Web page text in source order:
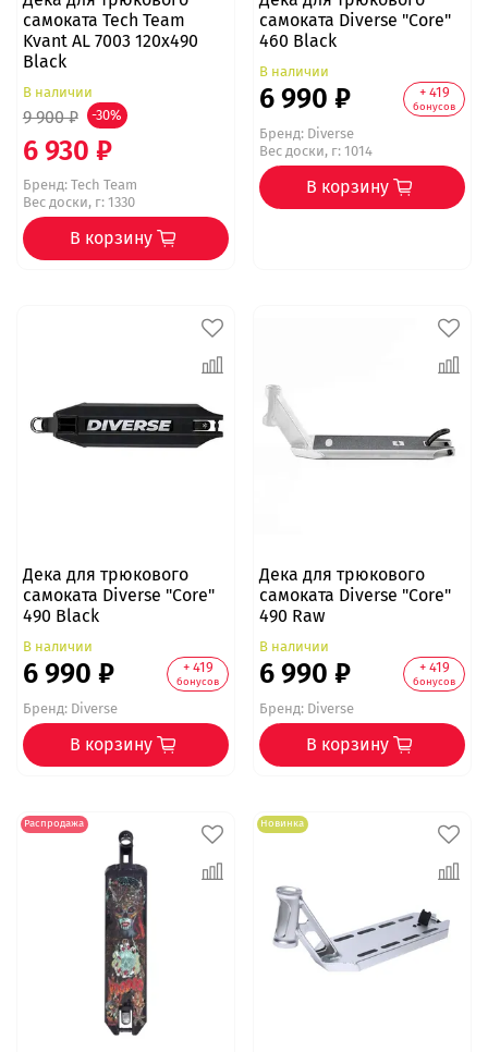
самоката Tech Team
Kvant AL 7003 120x490
Black
В наличии
9 900 ₽ -30%
6 930 ₽
Бренд:Tech Team
Вес доски, г: 1330
В корзину
самоката Diverse "Core"
460 Black
В наличии
6 990 ₽ + 419
бонусов
Бренд:Diverse
Вес доски, г: 1014
В корзину
Дека для трюкового
самоката Diverse "Core"
490 Black
В наличии
6 990 ₽ + 419
бонусов
Бренд:Diverse
В корзину
Дека для трюкового
самоката Diverse "Core"
490 Raw
В наличии
6 990 ₽ + 419
бонусов
Бренд:Diverse
В корзину
Распродажа Новинка